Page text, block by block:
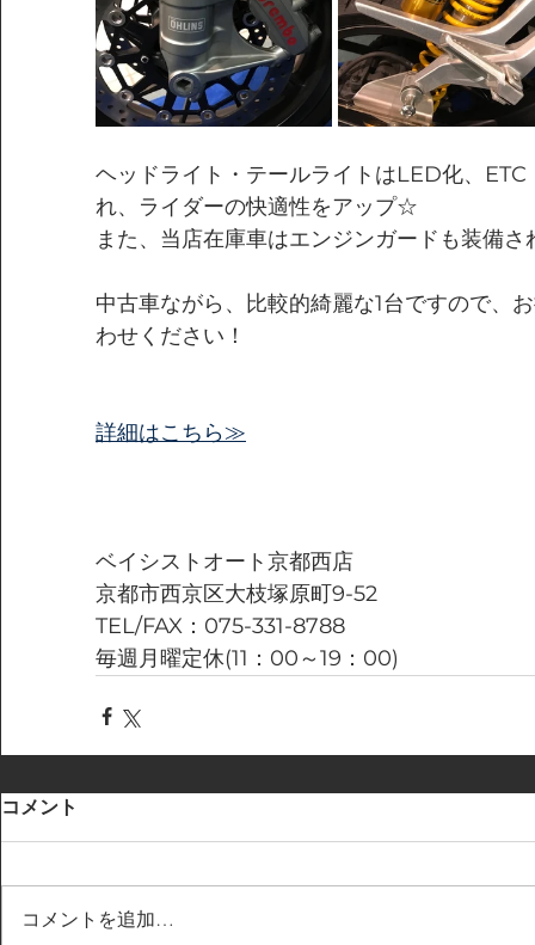
ヘッドライト・テールライトはLED化、
れ、ライダーの快適性をアップ☆
また、当店在庫車はエンジンガードも装備さ
中古車ながら、比較的綺麗な1台ですので、
わせください！
詳細はこちら≫
ベイシストオート京都西店
京都市西京区大枝塚原町9-52
TEL/FAX：075-331-8788
毎週月曜定休(11：00～19：00)
コメント
コメントを追加…